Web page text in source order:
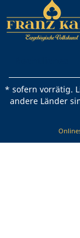
* sofern vorrätig.
andere Länder